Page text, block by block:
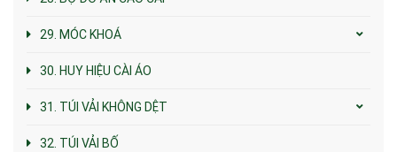
29. MÓC KHOÁ
30. HUY HIỆU CÀI ÁO
31. TÚI VẢI KHÔNG DỆT
32. TÚI VẢI BỐ